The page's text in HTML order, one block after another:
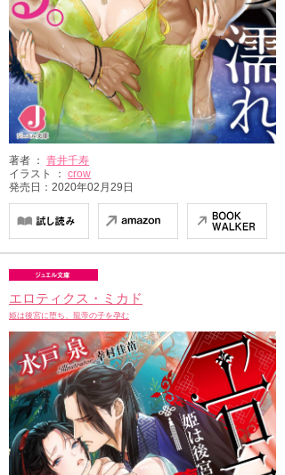
著者 ： 青井千寿
イラスト ： crow
発売日：2020年02月29日
エロティクス・ミカド
姫は後宮に堕ち、龍帝の子を孕む